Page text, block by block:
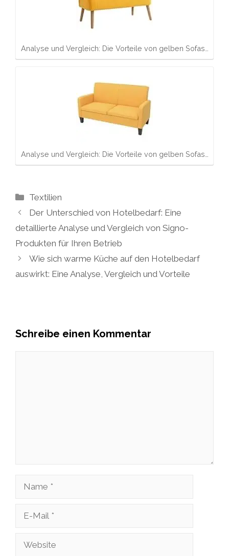
Analyse und Vergleich: Die Vorteile von gelben Sofas…
Analyse und Vergleich: Die Vorteile von gelben Sofas…
Kategorien
Textilien
Der Unterschied von Hotelbedarf: Eine
detaillierte Analyse und Vergleich von Signo-
Produkten für Ihren Betrieb
Wie sich warme Küche auf den Hotelbedarf
auswirkt: Eine Analyse, Vergleich und Vorteile
Schreibe einen Kommentar
Name
Website